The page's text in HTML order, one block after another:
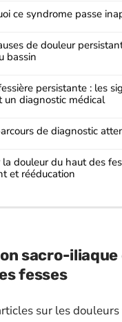
ce syndrome passe
de douleur
bassin
persistante : les
un diagnostic médical
de diagnostic
douleur du haut des
et rééducation
sacro-iliaque
fesses
sur les douleurs